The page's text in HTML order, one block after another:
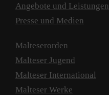
Angebote und Leistungen
Presse und Medien
Malteserorden
Malteser Jugend
Malteser International
Malteser Werke